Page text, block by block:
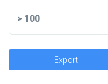
>100
Export